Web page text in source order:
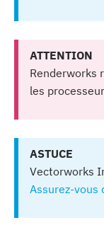
ATTENTION
Renderworks
les
ASTUCE
Vectorworks
Assurez-